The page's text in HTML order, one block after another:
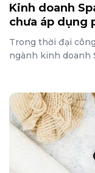
Kinh doanh
chưa áp dụng
Trong thời đại
ngành kinh doanh